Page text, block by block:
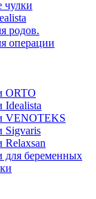
чулки
родов.
операции
ORTO
Idealista
VENOTEKS
Sigvaris
Relaxsan
для беременных